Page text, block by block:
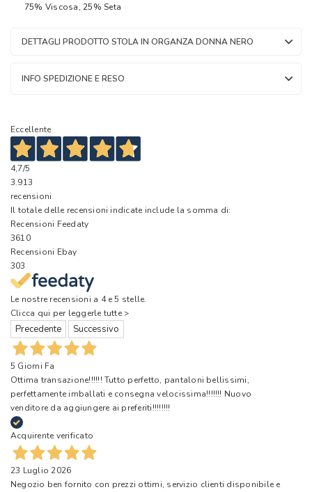
75% Viscosa, 25% Seta
DETTAGLI PRODOTTO STOLA IN ORGANZA DONNA NERO
INFO SPEDIZIONE E RESO
Eccellente
4,7/5
3.913
recensioni
Il totale delle recensioni indicate include la somma di:
Recensioni Feedaty
3610
Recensioni Ebay
303
Le nostre recensioni a 4 e 5 stelle.
Clicca qui per leggerle tutte >
Precedente Successivo
5 Giorni Fa
Ottima transazione!!!!!! Tutto perfetto, pantaloni bellissimi,
perfettamente imballati e consegna velocissima!!!!!!! Nuovo
venditore da aggiungere ai preferiti!!!!!!!!
Acquirente verificato
23 Luglio 2026
Negozio ben fornito con prezzi ottimi, servizio clienti disponibile e